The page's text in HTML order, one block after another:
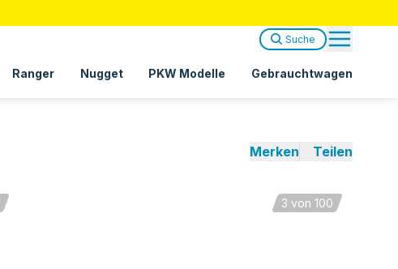
Ranger Nugget PKW Modelle Gebrauchtwagen
Suche
Merken Teilen
3 von 100